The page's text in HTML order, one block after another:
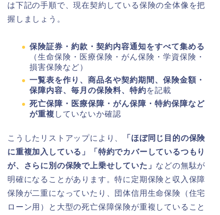
は下記の手順で、現在契約している保険の全体像を把
握しましょう。
保険証券・約款・契約内容通知をすべて集める
（生命保険・医療保険・がん保険・学資保険・
損害保険など）
一覧表を作り、商品名や契約期間、保険金額・
保障内容、毎月の保険料、特約を記載
死亡保障・医療保障・がん保障・特約保障など
が重複 していないか確認
こうしたリストアップにより、
「ほぼ同じ目的の保険
に重複加入している」「特約でカバーしているつもり
が、さらに別の保険で上乗せしていた」 などの無駄が
明確になることがあります。特に定期保険と収入保障
保険が二重になっていたり、団体信用生命保険（住宅
ローン用）と大型の死亡保障保険が重複していること